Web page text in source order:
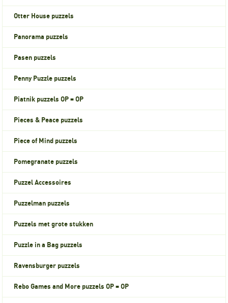
Otter House puzzels
Panorama puzzels
Pasen puzzels
Penny Puzzle puzzels
Piatnik puzzels OP = OP
Pieces & Peace puzzels
Piece of Mind puzzels
Pomegranate puzzels
Puzzel Accessoires
Puzzelman puzzels
Puzzels met grote stukken
Puzzle in a Bag puzzels
Ravensburger puzzels
Rebo Games and More puzzels OP = OP